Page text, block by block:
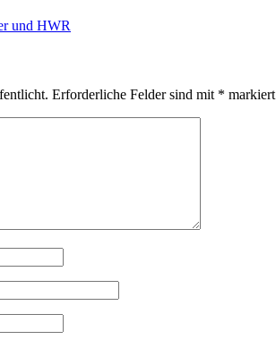
Erforderliche Felder sind mit * markiert